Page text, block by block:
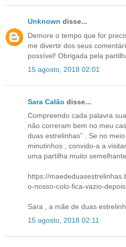
Unknown disse...
Demore o tempo que for
me divertir dos seus
possível! Obrigada pela
15 agosto, 2018 02:01
Sara Calão disse...
Compreendo cada palavra
não correram bem no meu
duas estrelinhas” . Se no
minutinhos , convido-a a
uma partilha muito semelhante
https://
o-nosso-colo-fica-vazio-
Sara , a mãe de duas
15 agosto, 2018 02:11